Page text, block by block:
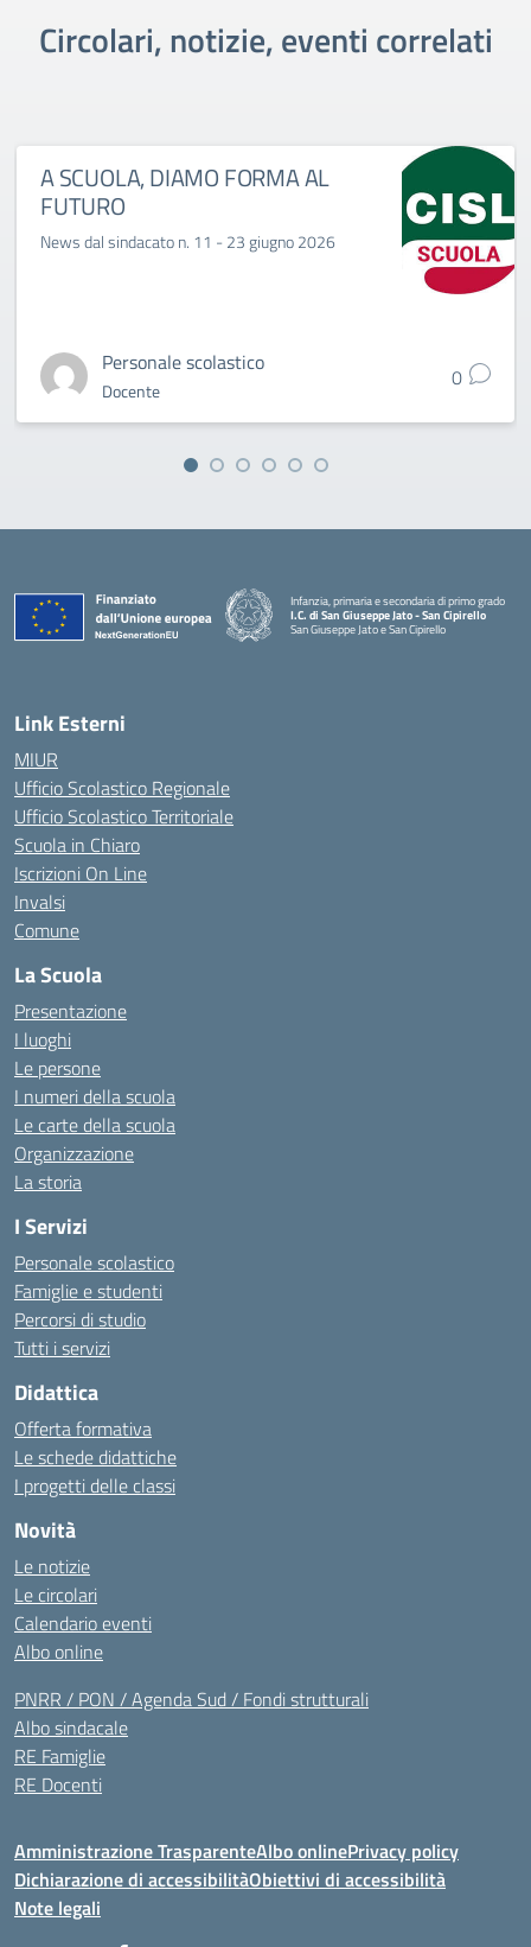
Circolari, notizie, eventi correlati
A SCUOLA, DIAMO FORMA AL
FUTURO
News dal sindacato n. 11 - 23 giugno 2026
Personale scolastico
Docente 0
Infanzia, primaria e secondaria di primo grado
I.C. di San Giuseppe Jato - San Cipirello
San Giuseppe Jato e San Cipirello
Link Esterni
MIUR
Ufficio Scolastico Regionale
Ufficio Scolastico Territoriale
Scuola in Chiaro
Iscrizioni On Line
Invalsi
Comune
La Scuola
Presentazione
I luoghi
Le persone
I numeri della scuola
Le carte della scuola
Organizzazione
La storia
I Servizi
Personale scolastico
Famiglie e studenti
Percorsi di studio
Tutti i servizi
Didattica
Offerta formativa
Le schede didattiche
I progetti delle classi
Novità
Le notizie
Le circolari
Calendario eventi
Albo online
PNRR / PON / Agenda Sud / Fondi strutturali
Albo sindacale
RE Famiglie
RE Docenti
Amministrazione TrasparenteAlbo onlinePrivacy policy
Dichiarazione di accessibilitàObiettivi di accessibilità
Note legali